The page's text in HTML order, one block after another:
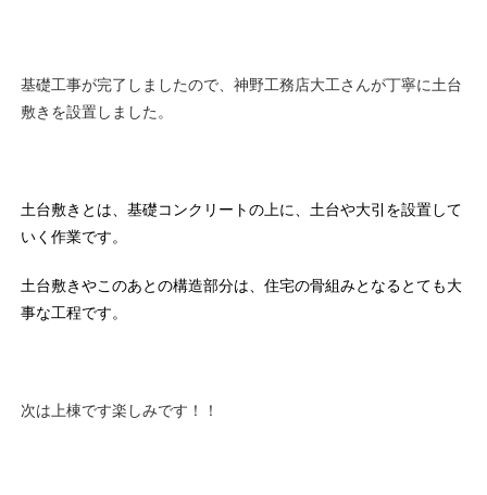
基礎工事が完了しましたので、神野工務店大工さんが丁寧に土台
敷きを設置しました。
土台敷きとは、基礎コンクリートの上に、 土台や大引を設置して
いく作業です。
土台敷きやこのあとの構造部分は、 住宅の骨組みとなるとても大
事な工程です。
次は上棟です楽しみです！！